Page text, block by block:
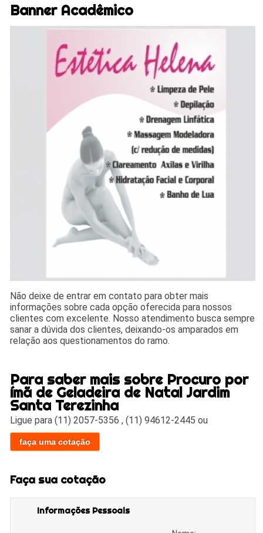
Banner Acadêmico
Não deixe de entrar em contato para obter mais
informações sobre cada opção oferecida para nossos
clientes com excelente. Nosso atendimento busca sempre
sanar a dúvida dos clientes, deixando-os amparados em
relação aos questionamentos do ramo.
Para saber mais sobre Procuro por
ímã de Geladeira de Natal Jardim
Santa Terezinha
Ligue para(11) 2057-5356 ,(11) 94612-2445 ou
faça uma cotação
Faça sua cotação
Informações Pessoais